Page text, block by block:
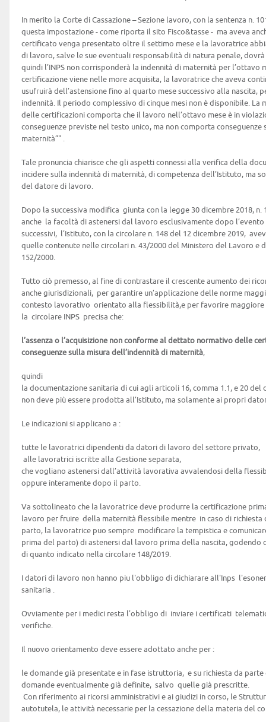
In merito la Corte di Cassazione – Sezione lavoro, con la sentenza n.
questa impostazione - come riporta il sito Fisco&tasse - ma aveva
certificato venga presentato oltre il settimo mese e la lavoratrice
di lavoro, salve le sue eventuali responsabilità di natura penale,
quindi l’INPS non corrisponderà la indennità di maternità per l’ottavo
certificazione viene nelle more acquisita, la lavoratrice che aveva
usufruirà dell’astensione fino al quarto mese successivo alla nascita,
indennità. Il periodo complessivo di cinque mesi non è disponibile. La
delle certificazioni comporta che il lavoro nell’ottavo mese è in
conseguenze previste nel testo unico, ma non comporta
maternità”" .
Tale pronuncia chiarisce che gli aspetti connessi alla verifica della
incidere sulla indennità di maternità, di competenza dell’Istituto, ma
del datore di lavoro.
Dopo la successiva modifica giunta con la legge 30 dicembre 2018, n.
anche la facoltà di astenersi dal lavoro esclusivamente dopo
successivi, l’Istituto, con la circolare n. 148 del 12 dicembre 2019,
quelle contenute nelle circolari n. 43/2000 del Ministero del Lavoro e
152/2000.
Tutto ciò premesso, al fine di contrastare il crescente aumento dei
anche giurisdizionali, per garantire un’applicazione delle norme
contesto lavorativo orientato alla flessibilità,e per favorire
la circolare INPS precisa che:
l’assenza o l’acquisizione non conforme al dettato normativo delle
conseguenze sulla misura dell’indennità di maternità,
quindi
la documentazione sanitaria di cui agli articoli 16, comma 1.1, e 20
non deve più essere prodotta all’Istituto, ma solamente ai propri
Le indicazioni si applicano a :
tutte le lavoratrici dipendenti da datori di lavoro del settore privato,
alle lavoratrici iscritte alla Gestione separata,
che vogliano astenersi dall’attività lavorativa avvalendosi della
oppure interamente dopo il parto.
Va sottolineato che la lavoratrice deve produrre la certificazione
lavoro per fruire della maternità flessibile mentre in caso di
parto, la lavoratrice puo sempre modificare la tempistica e
prima del parto) di astenersi dal lavoro prima della nascita, godendo
di quanto indicato nella circolare 148/2019.
I datori di lavoro non hanno piu l'obbligo di dichiarare all'Inps
sanitaria .
Ovviamente per i medici resta l'obbligo di inviare i certificati
verifiche.
Il nuovo orientamento deve essere adottato anche per :
le domande già presentate e in fase istruttoria, e su richiesta da
domande eventualmente già definite, salvo quelle già prescritte.
Con riferimento ai ricorsi amministrativi e ai giudizi in corso, le
autotutela, le attività necessarie per la cessazione della materia del